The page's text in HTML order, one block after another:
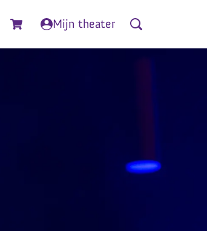
Mijn theater